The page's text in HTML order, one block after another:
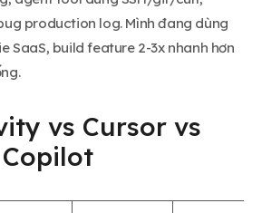
production log. Mình đang dùng
SaaS, build feature 2-3x nhanh hơn
vs Cursor vs
Copilot